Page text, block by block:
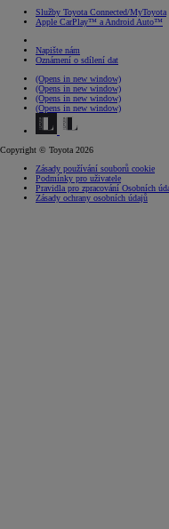
Služby Toyota Connected/MyToyota
Apple CarPlay™ a Android Auto™
Napište nám
Oznámení o sdílení dat
(Opens in new window)
(Opens in new window)
(Opens in new window)
(Opens in new window)
Copyright © Toyota 2026
Zásady používání souborů cookie
Podmínky pro uživatele
Pravidla pro zpracování Osobních
Zásady ochrany osobních údajů